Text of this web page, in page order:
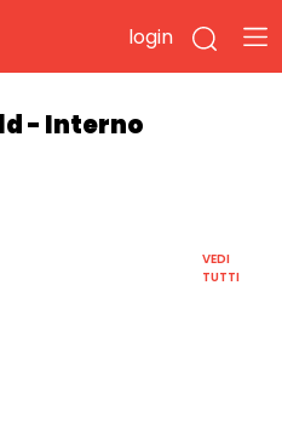
login
- Interno
VEDI
TUTTI